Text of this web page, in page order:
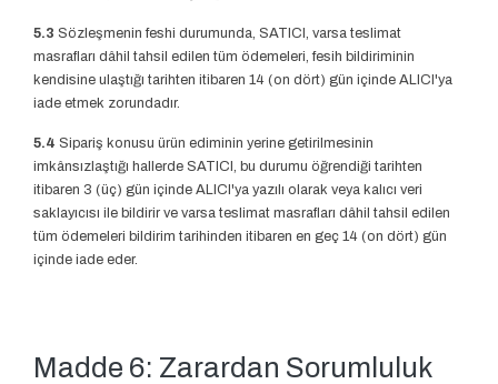
5.3 Sözleşmenin feshi durumunda, SATICI, varsa teslimat
masrafları dâhil tahsil edilen tüm ödemeleri, fesih bildiriminin
kendisine ulaştığı tarihten itibaren 14 (on dört) gün içinde ALICI'ya
iade etmek zorundadır.
5.4 Sipariş konusu ürün ediminin yerine getirilmesinin
imkânsızlaştığı hallerde SATICI, bu durumu öğrendiği tarihten
itibaren 3 (üç) gün içinde ALICI'ya yazılı olarak veya kalıcı veri
saklayıcısı ile bildirir ve varsa teslimat masrafları dâhil tahsil edilen
tüm ödemeleri bildirim tarihinden itibaren en geç 14 (on dört) gün
içinde iade eder.
Madde 6: Zarardan Sorumluluk